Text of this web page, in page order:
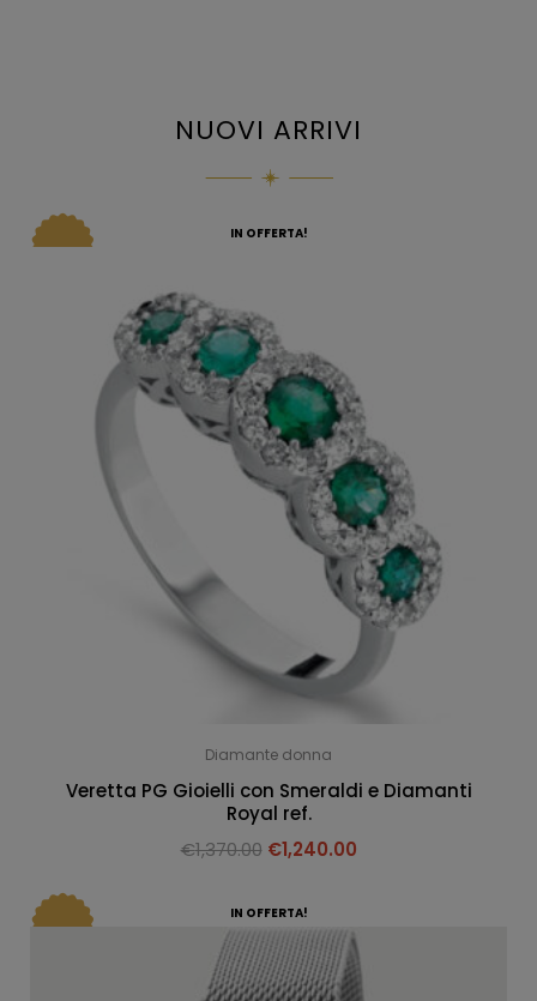
NUOVI ARRIVI
IN OFFERTA!
Diamante donna
Veretta PG Gioielli con Smeraldi e Diamanti
Royal ref.
€1,370.00 €1,240.00
IN OFFERTA!